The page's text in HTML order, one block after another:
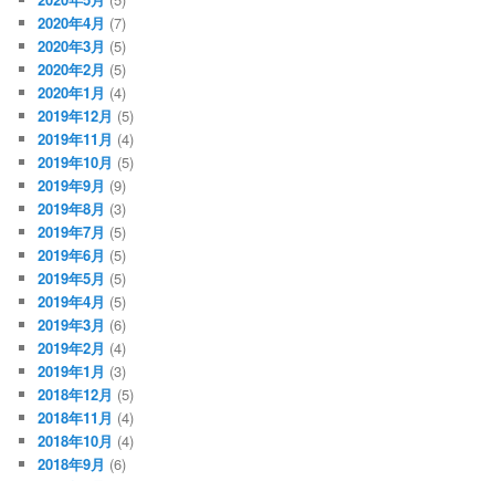
2020年4月 (7)
2020年3月 (5)
2020年2月 (5)
2020年1月 (4)
2019年12月 (5)
2019年11月 (4)
2019年10月 (5)
2019年9月 (9)
2019年8月 (3)
2019年7月 (5)
2019年6月 (5)
2019年5月 (5)
2019年4月 (5)
2019年3月 (6)
2019年2月 (4)
2019年1月 (3)
2018年12月 (5)
2018年11月 (4)
2018年10月 (4)
2018年9月 (6)